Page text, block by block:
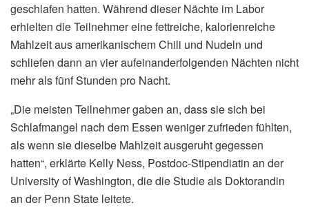
geschlafen hatten. Während dieser Nächte im Labor
erhielten die Teilnehmer eine fettreiche, kalorienreiche
Mahlzeit aus amerikanischem Chili und Nudeln und
schliefen dann an vier aufeinanderfolgenden Nächten nicht
mehr als fünf Stunden pro Nacht.
„Die meisten Teilnehmer gaben an, dass sie sich bei
Schlafmangel nach dem Essen weniger zufrieden fühlten,
als wenn sie dieselbe Mahlzeit ausgeruht gegessen
hatten“, erklärte Kelly Ness, Postdoc-Stipendiatin an der
University of Washington, die die Studie als Doktorandin
an der Penn State leitete.